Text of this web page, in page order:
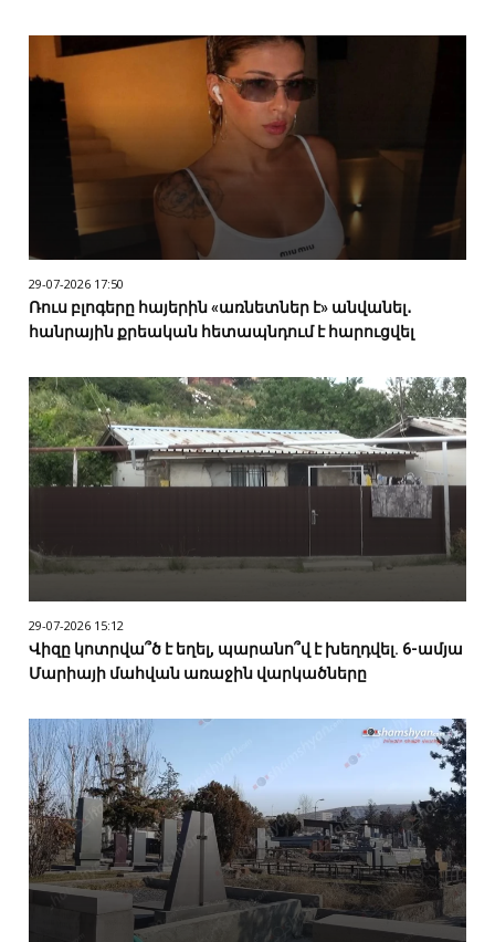
29-07-2026 17:50
Ռուս բլոգերը հայերին «առնետներ է» անվանել․
հանրային քրեական հետապնդում է հարուցվել
29-07-2026 15:12
Վիզը կոտրվա՞ծ է եղել, պարանո՞վ է խեղդվել. 6-ամյա
Մարիայի մահվան առաջին վարկածները